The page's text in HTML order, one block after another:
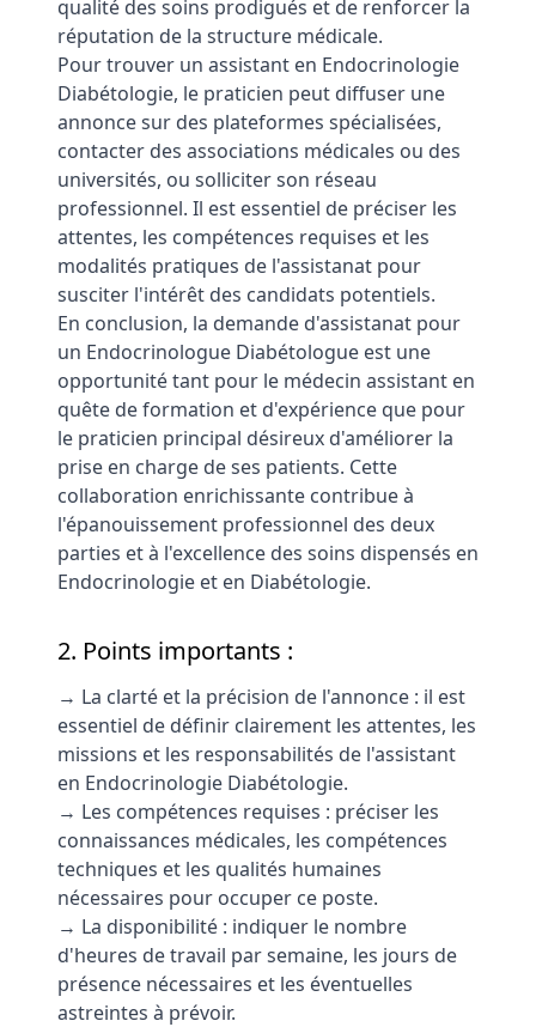
qualité des soins prodigués et de renforcer la
réputation de la structure médicale.
Pour trouver un assistant en Endocrinologie
Diabétologie, le praticien peut diffuser une
annonce sur des plateformes spécialisées,
contacter des associations médicales ou des
universités, ou solliciter son réseau
professionnel. Il est essentiel de préciser les
attentes, les compétences requises et les
modalités pratiques de l'assistanat pour
susciter l'intérêt des candidats potentiels.
En conclusion, la demande d'assistanat pour
un Endocrinologue Diabétologue est une
opportunité tant pour le médecin assistant en
quête de formation et d'expérience que pour
le praticien principal désireux d'améliorer la
prise en charge de ses patients. Cette
collaboration enrichissante contribue à
l'épanouissement professionnel des deux
parties et à l'excellence des soins dispensés en
Endocrinologie et en Diabétologie.
2. Points importants :
→ La clarté et la précision de l'annonce : il est
essentiel de définir clairement les attentes, les
missions et les responsabilités de l'assistant
en Endocrinologie Diabétologie.
→ Les compétences requises : préciser les
connaissances médicales, les compétences
techniques et les qualités humaines
nécessaires pour occuper ce poste.
→ La disponibilité : indiquer le nombre
d'heures de travail par semaine, les jours de
présence nécessaires et les éventuelles
astreintes à prévoir.